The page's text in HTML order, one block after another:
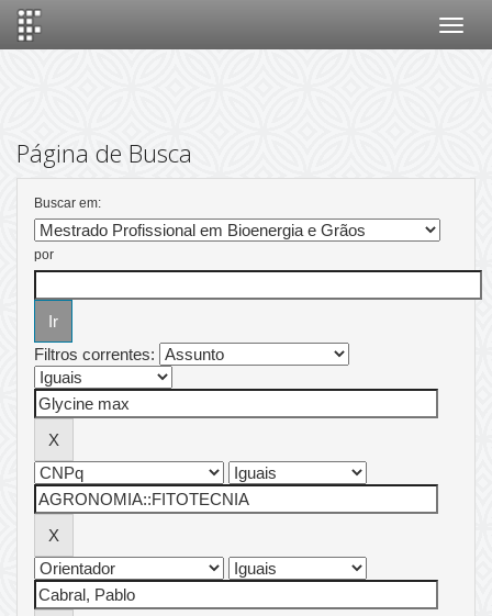
Página de Busca
Buscar em:
por
Filtros correntes: